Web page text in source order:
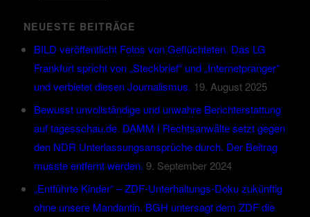
NEUESTE BEITRÄGE
BILD veröffentlicht Fotos von Geflüchteten. Das LG
Frankfurt spricht von „Steckbrief“ und „Internetpranger“
und verbietet diesen Journalismus. 19. August 2025
Bewusst unvollständige und unwahre Berichterstattung
auf tagesschau.de. DAMM I Rechtsanwälte setzt gegen
den NDR Unterlassungsansprüche durch. Der Beitrag
musste entfernt werden. 9. September 2024
„Entführte Kinder“ – ZDF-Unterhaltungs-Doku zukünftig
ohne unsere Mandantin. BGH untersagt dem ZDF die